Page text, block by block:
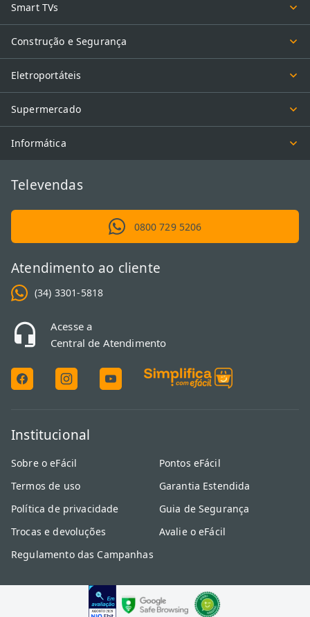
Smart TVs
Construção e Segurança
Eletroportáteis
Supermercado
Informática
Televendas
0800 729 5206
Atendimento ao cliente
(34) 3301-5818
Acesse a
Central de Atendimento
Institucional
Sobre o eFácil
Termos de uso
Política de privacidade
Trocas e devoluções
Regulamento das Campanhas
Pontos eFácil
Garantia Estendida
Guia de Segurança
Avalie o eFácil